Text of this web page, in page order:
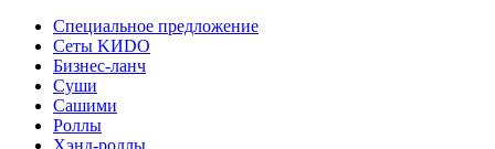
Специальное предложение
Сеты KИDO
Бизнес-ланч
Суши
Сашими
Роллы